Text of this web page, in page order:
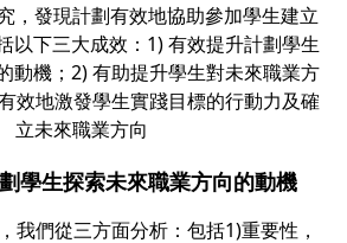
，發現計劃有效地協助參加學生建立
以下三大成效：1) 有效提升計劃學生
動機；2) 有助提升學生對未來職業方
效地激發學生實踐目標的行動力及確
立未來職業方向
學生探索未來職業方向的動機
我們從三方面分析：包括1)重要性，